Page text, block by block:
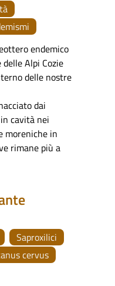
endemico
Alpi Cozie
delle nostre
dai
cavità nei
moreniche in
rimane più a
Saproxilici
cervus